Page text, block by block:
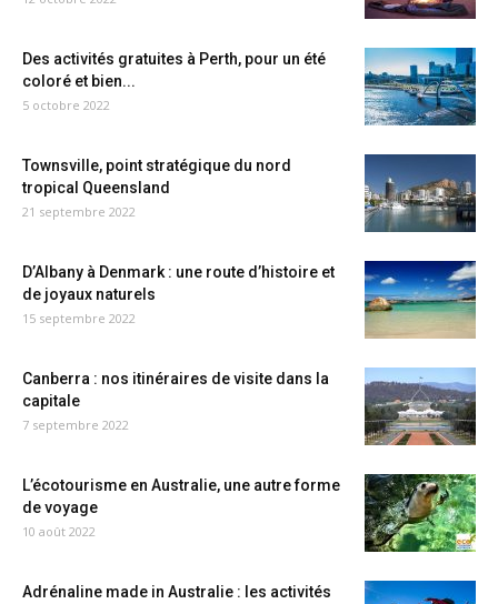
Des activités gratuites à Perth, pour un été
coloré et bien...
5 octobre 2022
Townsville, point stratégique du nord
tropical Queensland
21 septembre 2022
D’Albany à Denmark : une route d’histoire et
de joyaux naturels
15 septembre 2022
Canberra : nos itinéraires de visite dans la
capitale
7 septembre 2022
L’écotourisme en Australie, une autre forme
de voyage
10 août 2022
Adrénaline made in Australie : les activités